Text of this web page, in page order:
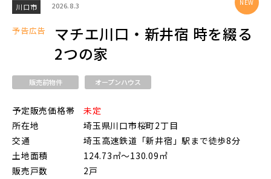
さいたま市浦和区(0)
さいたま市緑区(1)
さいたま市岩槻区(0)
朝霞市(1)
志木市(0)
和光市(1)
桶川市(2)
久喜市(1)
富士見市(0)
川口市 2026.8.3
予告広告
マチエ川口・新井宿 時を綴る
2つの家
販売前物件 オープンハウス
予定販売価格帯
未定
所在地
埼玉県川口市桜町2丁目
交通
埼玉高速鉄道「新井宿」駅まで徒歩8分
土地面積
124.73㎡～130.09㎡
販売戸数
2戸